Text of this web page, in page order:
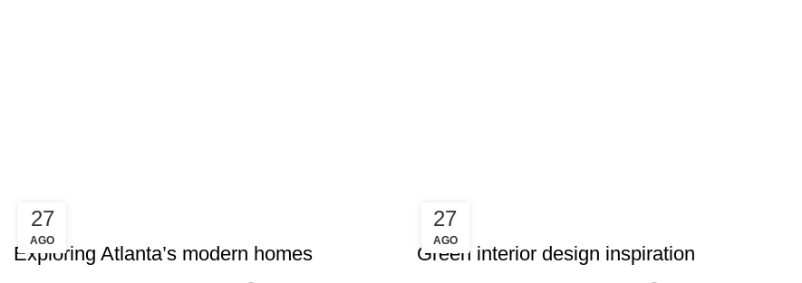
27
AGO
DECORATION
Exploring Atlanta’s modern homes
27
AGO
INSPIRATION
Green interior design inspiration